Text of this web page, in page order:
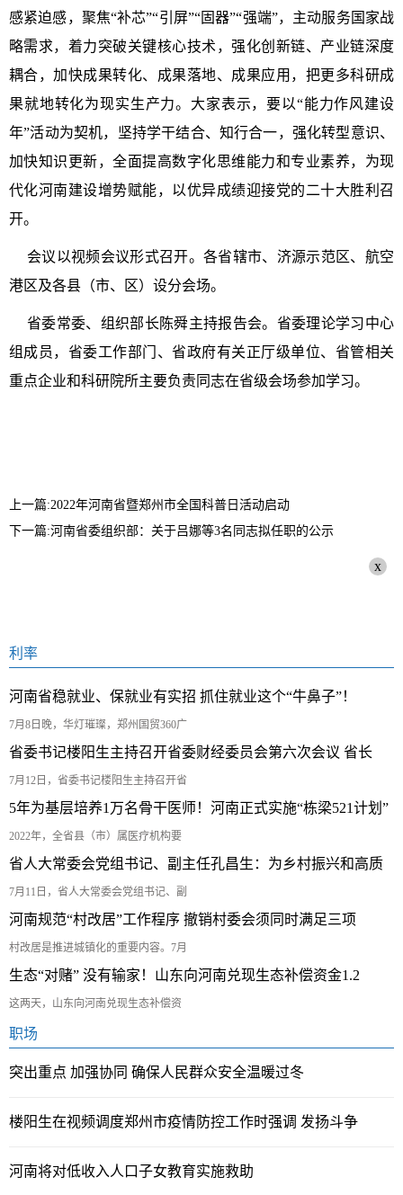
感紧迫感，聚焦“补芯”“引屏”“固器”“强端”，主动服务国家战
略需求，着力突破关键核心技术，强化创新链、产业链深度
耦合，加快成果转化、成果落地、成果应用，把更多科研成
果就地转化为现实生产力。大家表示，要以“能力作风建设
年”活动为契机，坚持学干结合、知行合一，强化转型意识、
加快知识更新，全面提高数字化思维能力和专业素养，为现
代化河南建设增势赋能，以优异成绩迎接党的二十大胜利召
开。
会议以视频会议形式召开。各省辖市、济源示范区、航空
港区及各县（市、区）设分会场。
省委常委、组织部长陈舜主持报告会。省委理论学习中心
组成员，省委工作部门、省政府有关正厅级单位、省管相关
重点企业和科研院所主要负责同志在省级会场参加学习。
上一篇:2022年河南省暨郑州市全国科普日活动启动
下一篇:河南省委组织部：关于吕娜等3名同志拟任职的公示
x
利率
河南省稳就业、保就业有实招 抓住就业这个“牛鼻子”！
7月8日晚，华灯璀璨，郑州国贸360广
省委书记楼阳生主持召开省委财经委员会第六次会议 省长
7月12日，省委书记楼阳生主持召开省
5年为基层培养1万名骨干医师！河南正式实施“栋梁521计划”
2022年，全省县（市）属医疗机构要
省人大常委会党组书记、副主任孔昌生：为乡村振兴和高质
7月11日，省人大常委会党组书记、副
河南规范“村改居”工作程序 撤销村委会须同时满足三项
村改居是推进城镇化的重要内容。7月
生态“对赌” 没有输家！山东向河南兑现生态补偿资金1.2
这两天，山东向河南兑现生态补偿资
职场
突出重点 加强协同 确保人民群众安全温暖过冬
楼阳生在视频调度郑州市疫情防控工作时强调 发扬斗争
河南将对低收入人口子女教育实施救助